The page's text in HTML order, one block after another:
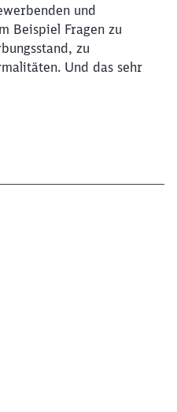
und
Beispiel Fragen zu
zu
Und das sehr